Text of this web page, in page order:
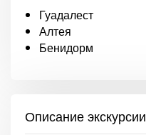
Гуадалест
Алтея
Бенидорм
Описание экскурсии